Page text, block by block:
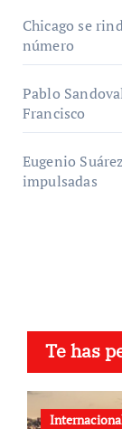
Chicago se
número
Pablo
Francisco
Eugenio
impulsadas
Te has